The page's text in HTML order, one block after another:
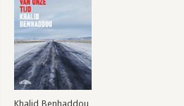
Khalid Benhaddou